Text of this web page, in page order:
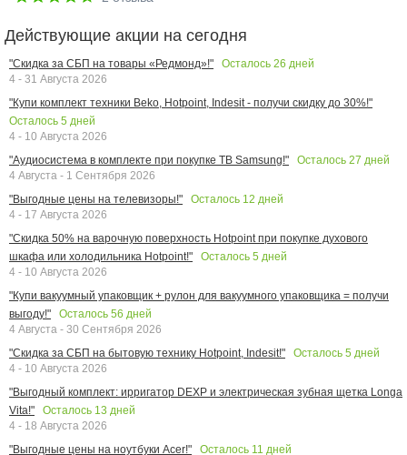
Действующие акции на сегодня
"Скидка за СБП на товары «Редмонд»!" Осталось 26 дней
4 - 31 Августа 2026
"Купи комплект техники Beko, Hotpoint, Indesit - получи скидку до 30%!"
Осталось 5 дней
4 - 10 Августа 2026
"Аудиосистема в комплекте при покупке ТВ Samsung!"
Осталось 27 дней
4 Августа - 1 Сентября 2026
"Выгодные цены на телевизоры!"
Осталось 12 дней
4 - 17 Августа 2026
"Скидка 50% на варочную поверхность Hotpoint при покупке духового
шкафа или холодильника Hotpoint!"
Осталось 5 дней
4 - 10 Августа 2026
"Купи вакуумный упаковщик + рулон для вакуумного упаковщика = получи
выгоду!"
Осталось 56 дней
4 Августа - 30 Сентября 2026
"Скидка за СБП на бытовую технику Hotpoint, Indesit!"
Осталось 5 дней
4 - 10 Августа 2026
"Выгодный комплект: ирригатор DEXP и электрическая зубная щетка Longa
Vita!"
Осталось 13 дней
4 - 18 Августа 2026
"Выгодные цены на ноутбуки Acer!"
Осталось 11 дней